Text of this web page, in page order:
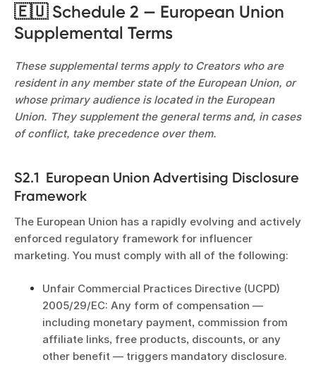
🇪🇺 Schedule 2 — European Union
Supplemental Terms
These supplemental terms apply to Creators who are
resident in any member state of the European Union, or
whose primary audience is located in the European
Union. They supplement the general terms and, in cases
of conflict, take precedence over them.
S2.1 European Union Advertising Disclosure
Framework
The European Union has a rapidly evolving and actively
enforced regulatory framework for influencer
marketing. You must comply with all of the following:
Unfair Commercial Practices Directive (UCPD)
2005/29/EC: Any form of compensation —
including monetary payment, commission from
affiliate links, free products, discounts, or any
other benefit — triggers mandatory disclosure.